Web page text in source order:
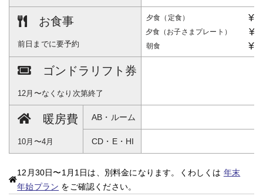
お食事
前日までに要予約
夕食（定食）
夕食（お子さまプレート）
朝食
ゴンドラリフト券
12月〜なくなり次第終了
暖房費
10月〜4月
AB・ルーム
CD・E・HI
12月30日〜1月1日は、別料金になります。くわしくは 年末
年始プラン をご確認ください。